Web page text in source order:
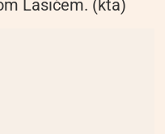
Lasićem. (kta)